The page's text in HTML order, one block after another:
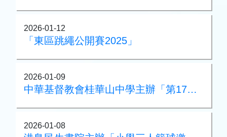
2026-01-12
「東區跳繩公開賽2025」
2026-01-09
中華基督教會桂華山中學主辦「第17屆華山盃小學三人籃球賽（第一回）及第五屆籃球機大賽」
2026-01-08